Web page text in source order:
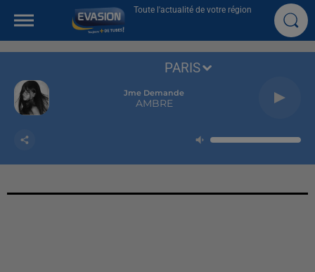
Toute l'actualité de votre région
Jme Demande
AMBRE
PARIS